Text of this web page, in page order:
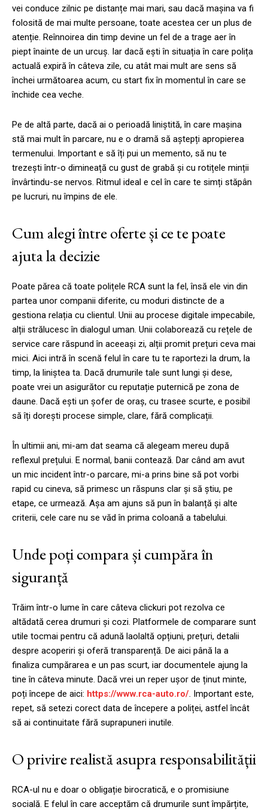
vei conduce zilnic pe distanțe mai mari, sau dacă mașina va fi
folosită de mai multe persoane, toate acestea cer un plus de
atenție. Reînnoirea din timp devine un fel de a trage aer în
piept înainte de un urcuș. Iar dacă ești în situația în care polița
actuală expiră în câteva zile, cu atât mai mult are sens să
închei următoarea acum, cu start fix în momentul în care se
închide cea veche.
Pe de altă parte, dacă ai o perioadă liniștită, în care mașina
stă mai mult în parcare, nu e o dramă să aștepți apropierea
termenului. Important e să îți pui un memento, să nu te
trezești într-o dimineață cu gust de grabă și cu rotițele minții
învârtindu-se nervos. Ritmul ideal e cel în care te simți stăpân
pe lucruri, nu împins de ele.
Cum alegi între oferte și ce te poate
ajuta la decizie
Poate părea că toate polițele RCA sunt la fel, însă ele vin din
partea unor companii diferite, cu moduri distincte de a
gestiona relația cu clientul. Unii au procese digitale impecabile,
alții strălucesc în dialogul uman. Unii colaborează cu rețele de
service care răspund în aceeași zi, alții promit prețuri ceva mai
mici. Aici intră în scenă felul în care tu te raportezi la drum, la
timp, la liniștea ta. Dacă drumurile tale sunt lungi și dese,
poate vrei un asigurător cu reputație puternică pe zona de
daune. Dacă ești un șofer de oraș, cu trasee scurte, e posibil
să îți dorești procese simple, clare, fără complicații.
În ultimii ani, mi-am dat seama că alegeam mereu după
reflexul prețului. E normal, banii contează. Dar când am avut
un mic incident într-o parcare, mi-a prins bine să pot vorbi
rapid cu cineva, să primesc un răspuns clar și să știu, pe
etape, ce urmează. Așa am ajuns să pun în balanță și alte
criterii, cele care nu se văd în prima coloană a tabelului.
Unde poți compara și cumpăra în
siguranță
Trăim într-o lume în care câteva clickuri pot rezolva ce
altădată cerea drumuri și cozi. Platformele de comparare sunt
utile tocmai pentru că adună laolaltă opțiuni, prețuri, detalii
despre acoperiri și oferă transparență. De aici până la a
finaliza cumpărarea e un pas scurt, iar documentele ajung la
tine în câteva minute. Dacă vrei un reper ușor de ținut minte,
poți începe de aici: https://www.rca-auto.ro/. Important este,
repet, să setezi corect data de începere a poliței, astfel încât
să ai continuitate fără suprapuneri inutile.
O privire realistă asupra responsabilității
RCA-ul nu e doar o obligație birocratică, e o promisiune
socială. E felul în care acceptăm că drumurile sunt împărțite,